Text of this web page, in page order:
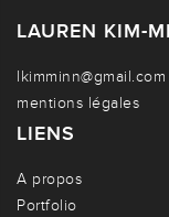
LAUREN KIM-
lkimminn@gmail.com
mentions légales
LIENS
A propos
Portfolio